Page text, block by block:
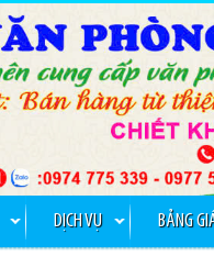
DỊCH VỤ BẢNG